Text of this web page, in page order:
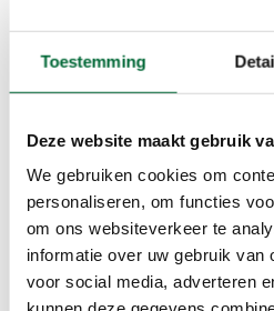
Toestemming
Deze website maakt gebruik
We gebruiken cookies om
personaliseren, om functies
om ons websiteverkeer te
informatie over uw gebruik van
voor social media, adverteren
Beloningen
Herinnering
Medaille
Stempel
Extra informatie
Na 29 jaar weer een wandeling
Purmerend. De start is vanuit
koemarkt, zoals 38 jaar